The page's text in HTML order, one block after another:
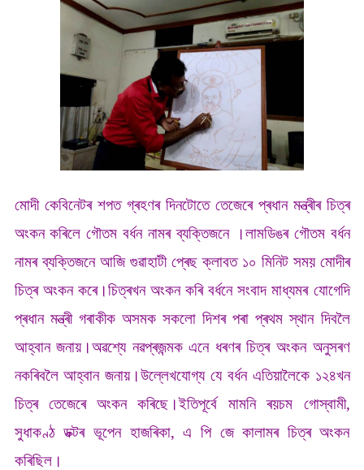
মোদী কেবিনেটৰ শপত গ্ৰহণৰ দিনটোতে তেজেৰে প্ৰধান মন্ত্ৰীৰ চিত্ৰ
অংকন কৰিলে গৌতম বৰ্ধন নামৰ ব্যক্তিজনে ।লামডিঙৰ গৌতম বৰ্ধন
নামৰ ব্যক্তিজনে আজি গুৱাহাটী প্ৰেছ ক্লাবত ১০ মিনিট সময় মোদীৰ
চিত্ৰ অংকন কৰে।চিত্ৰখন অংকন কৰি বৰ্ধনে সংবাদ মাধ্যমৰ যোগেদি
প্ৰধান মন্ত্ৰী গৰাকীক অসমক সকলো দিশৰ পৰা প্ৰথম স্থান দিবলৈ
আহ্বান জনায়।অৱশ্যে নৱপ্ৰজন্মক এনে ধৰণৰ চিত্ৰ অংকন অনুসৰণ
নকৰিবলৈ আহ্বান জনায়।উল্লেখযোগ্য যে বৰ্ধন এতিয়ালৈকে ১২৪খন
চিত্ৰ তেজেৰে অংকন কৰিছে।ইতিপূৰ্বে মামনি ৰয়চম গোস্বামী,
সুধাকণ্ঠ ডক্টৰ ভূপেন হাজৰিকা, এ পি জে কালামৰ চিত্ৰ অংকন
কৰিছিল।